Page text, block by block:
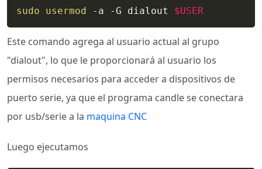
sudo usermod -a -G dialout $USER
Este comando agrega al usuario actual al grupo
"dialout", lo que le proporcionará al usuario los
permisos necesarios para acceder a dispositivos de
puerto serie, ya que el programa candle se conectara
por usb/serie a la maquina CNC
Luego ejecutamos